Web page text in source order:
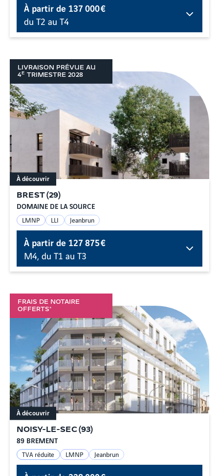
À partir de137 000 €
du T2 au T4
LIVRAISON PRÉVUE AU
4E TRIMESTRE 2028
BREST(29)
DOMAINE DE LA SOURCE
À découvrir
LMNP LLI Jeanbrun
À partir de127 875 €
M4, du T1 au T3
FRAIS DE NOTAIRE
OFFERTS*
NOISY-LE-SEC(93)
89 BREMENT
À découvrir
TVA réduite LMNP Jeanbrun